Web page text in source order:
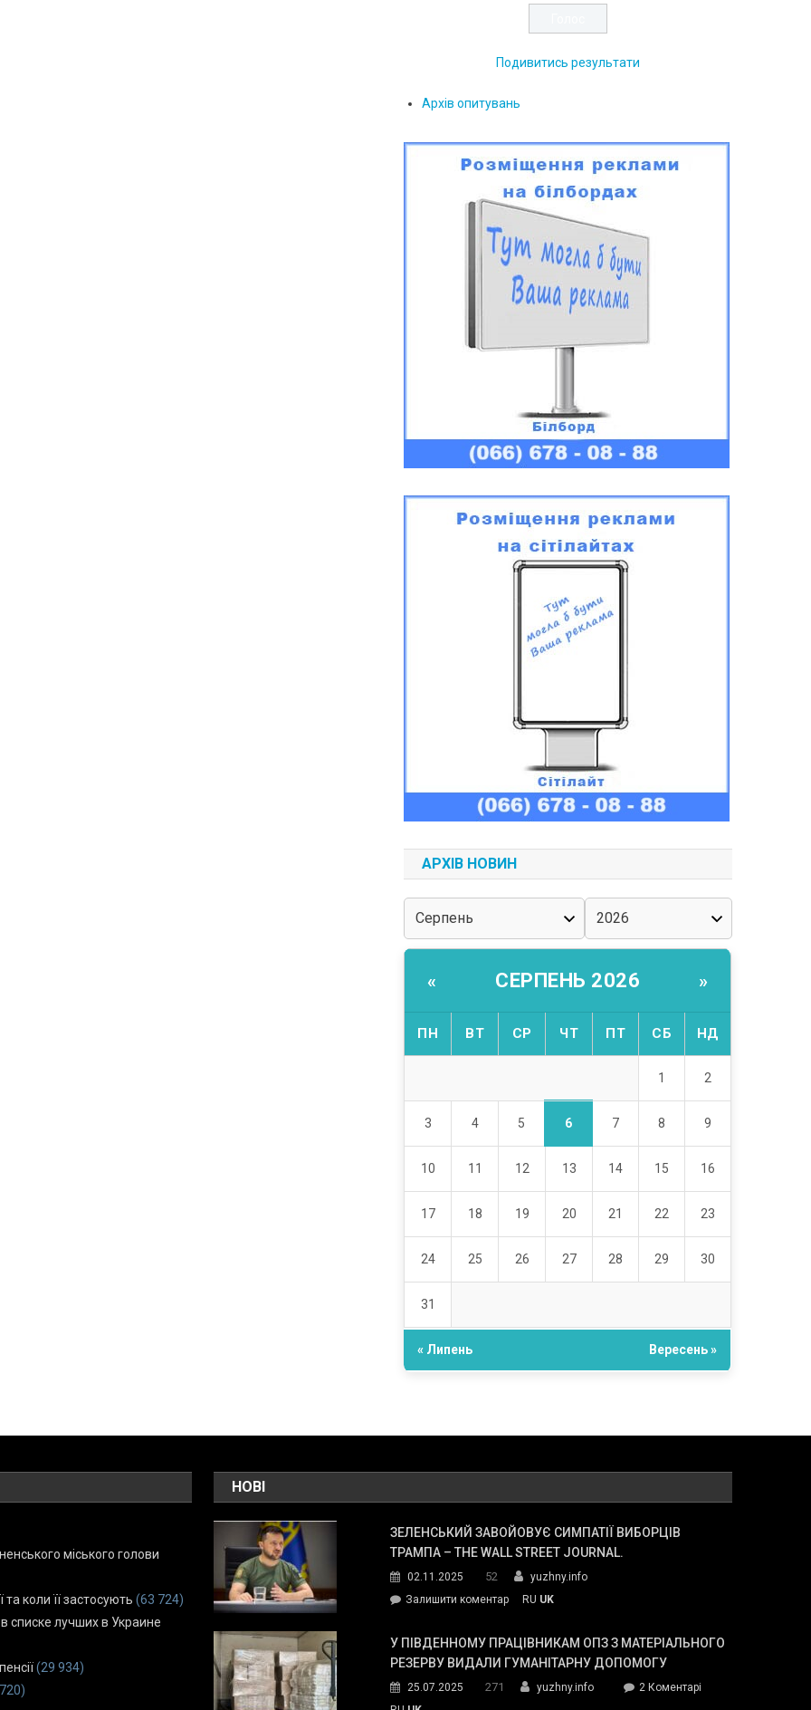
Подивитись результати
Архів опитувань
АРХІВ НОВИН
« СЕРПЕНЬ 2026 »
ПН ВТ СР ЧТ ПТ СБ НД
1 2
3 4 5 6 7 8 9
10 11 12 13 14 15 16
17 18 19 20 21 22 23
24 25 26 27 28 29 30
31
« Липень Вересень »
міського голови
коли її застосують (63 724)
списке лучших в Украине
(29 934)
НОВІ
ЗЕЛЕНСЬКИЙ ЗАВОЙОВУЄ СИМПАТІЇ ВИБОРЦІВ
ТРАМПА – THE WALL STREET JOURNAL.
02.11.2025 52
yuzhny.info
Залишити коментарon
завойовує
симпатії
Трампа
RU UK
У ПІВДЕННОМУ ПРАЦІВНИКАМ ОПЗ З МАТЕРІАЛЬНОГО
РЕЗЕРВУ ВИДАЛИ ГУМАНІТАРНУ ДОПОМОГУ
25.07.2025 271 yuzhny.info 2 Коментарідо